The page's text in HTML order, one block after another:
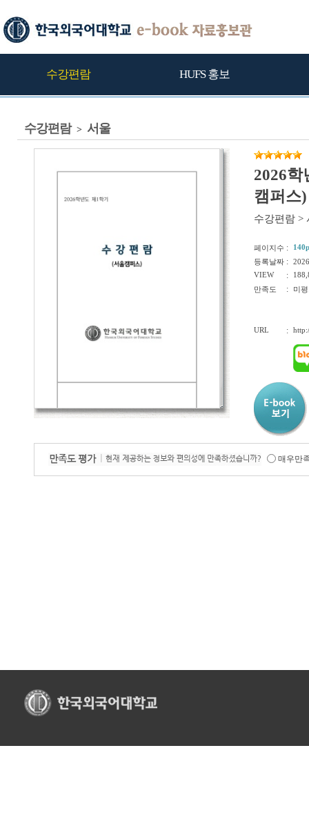
수강편람 HUFS 홍보
수강편람 > 서울
2026학
캠퍼스)
수강편람 >
페이지수 :
등록날짜 :
VIEW
:
만족도
: 미
URL :
매우만